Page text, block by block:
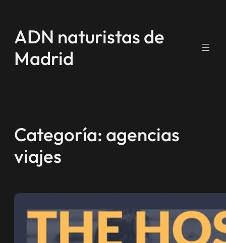
contenido
ADN naturistas de
Madrid
Categoría: agencias
viajes